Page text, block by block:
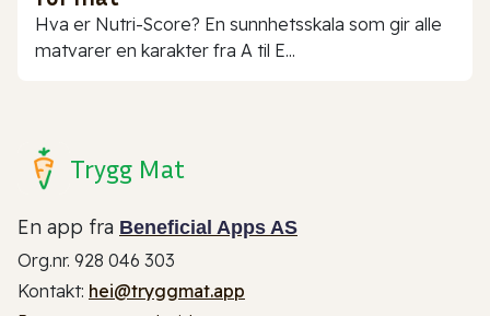
Hva er Nutri-Score? En sunnhetsskala som gir alle
matvarer en karakter fra A til E...
Trygg Mat
En app fra Beneficial Apps AS
Org.nr. 928 046 303
Kontakt: hei@tryggmat.app